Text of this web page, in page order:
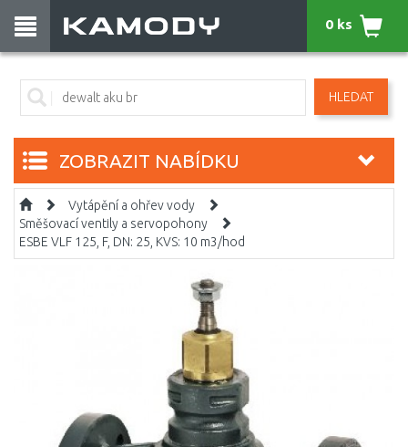
HLEDAT
0 ks
ZOBRAZIT NABÍDKU
Vytápění a ohřev vody
Směšovací ventily a servopohony
ESBE VLF 125, F, DN: 25, KVS: 10 m3/hod